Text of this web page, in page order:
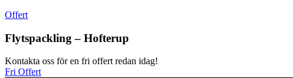
Offert
Flytspackling – Hofterup
Kontakta oss för en fri offert redan idag!
Fri Offert